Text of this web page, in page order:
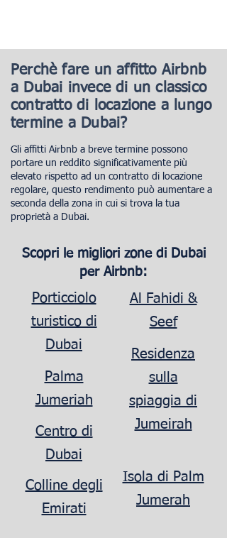
Perchè fare un affitto Airbnb
a Dubai invece di un classico
contratto di locazione a lungo
termine a Dubai?
Gli affitti Airbnb a breve termine possono
portare un reddito significativamente più
elevato rispetto ad un contratto di locazione
regolare, questo rendimento può aumentare a
seconda della zona in cui si trova la tua
proprietà a Dubai.
Scopri le migliori zone di Dubai
per Airbnb:
Porticciolo
turistico di
Dubai
Palma
Jumeriah
Centro di
Dubai
Colline degli
Emirati
Al Fahidi &
Seef
Residenza
sulla
spiaggia di
Jumeirah
Isola di Palm
Jumerah